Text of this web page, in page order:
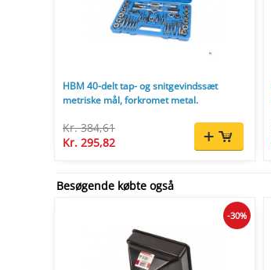
HBM 40-delt tap- og snitgevindssæt
metriske mål, forkromet metal.
Kr. 384,61
Kr. 295,82
Besøgende købte også
-30%